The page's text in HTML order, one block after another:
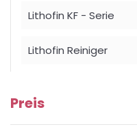
Lithofin KF - Serie
Lithofin Reiniger
Preis